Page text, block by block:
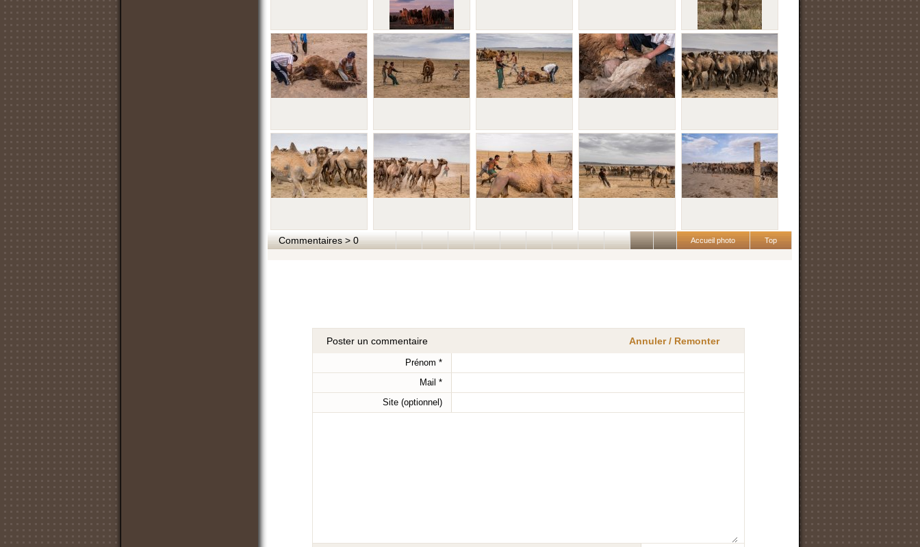
Commentaires > 0 Top
Accueil photo
Annuler / Remonter
Poster un commentaire
Prénom *
Mail *
Site (optionnel)